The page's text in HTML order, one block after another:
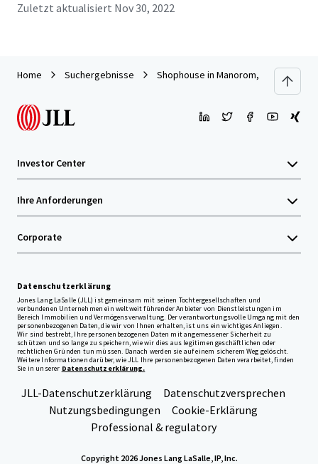
Zuletzt aktualisiert Nov 30, 2022
Home Suchergebnisse Shophouse in Manorom, Chai Nat
Investor Center
Ihre Anforderungen
Corporate
Datenschutzerklärung
Jones Lang LaSalle (JLL) ist gemeinsam mit seinen Tochtergesellschaften und
verbundenen Unternehmen ein weltweit führender Anbieter von Dienstleistungen im
Bereich Immobilien und Vermögensverwaltung. Der verantwortungsvolle Umgang mit den
personenbezogenen Daten, die wir von Ihnen erhalten, ist uns ein wichtiges Anliegen.
Wir sind bestrebt, Ihre personenbezogenen Daten mit angemessener Sicherheit zu
schützen und so lange zu speichern, wie wir dies aus legitimen geschäftlichen oder
rechtlichen Gründen tun müssen. Danach werden sie auf einem sicherem Weg gelöscht.
Weitere Informationen darüber, wie JLL Ihre personenbezogenen Daten verarbeitet, finden
Sie in unserer Datenschutzerklärung.
JLL-Datenschutzerklärung
Datenschutzversprechen
Nutzungsbedingungen
Cookie-Erklärung
Professional & regulatory
Copyright 2026 Jones Lang LaSalle, IP, Inc.